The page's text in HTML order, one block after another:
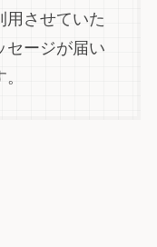
用させていた
セージが届い